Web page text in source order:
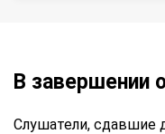
В завершении
Слушатели, сдавшие